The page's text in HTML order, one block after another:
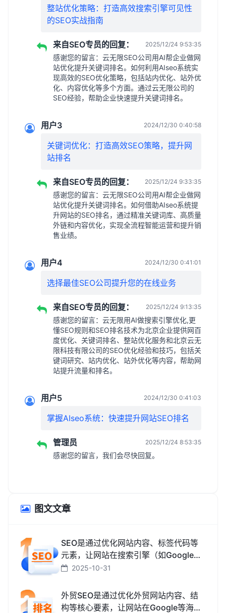
整站优化策略：打造高效搜索引擎可见性
的SEO实战指南
来自SEO专员的回复： 2025/12/24 9:53:35
感谢您的留言：云无限SEO公司用AI帮企业做网
站优化提升关键词排名。如何利用AIseo系统实
现高效的SEO优化策略，包括站内优化、站外优
化、内容优化等多个方面。通过云无限公司的
SEO经验，帮助企业快速提升关键词排名。
用户3 2024/12/30 0:40:58
关键词优化：打造高效SEO策略，提升网
站排名
来自SEO专员的回复： 2025/12/24 9:33:35
感谢您的留言：云无限SEO公司用AI帮企业做网
站优化提升关键词排名。如何借助AIseo系统提
升网站的SEO排名，通过精准关键词库、高质量
外链和内容优化，实现全流程智能运营和提升销
售业绩。
用户4 2024/12/30 0:41:01
选择最佳SEO公司提升您的在线业务
来自SEO专员的回复： 2025/12/24 9:13:35
感谢您的留言：云无限用AI做搜索引擎优化,更
懂SEO规则和SEO排名技术为北京企业提供网百
度优化、关键词排名、整站优化服务和北京云无
限科技有限公司的SEO优化经验和技巧，包括关
键词研究、站内优化、站外优化等内容，帮助网
站提升流量和排名。
用户5 2024/12/30 0:41:03
掌握AIseo系统：快速提升网站SEO排名
管理员 2025/12/24 8:53:35
感谢您的留言，我们会尽快回复。
图文文章
SEO是通过优化网站内容、标签代码等
元素，让网站在搜索引擎（如Google、
百度、搜狗、必应）中排名更靠前，从
2025-10-31
外贸SEO是通过优化外贸网站内容、结
构等核心要素，让网站在Google等海外